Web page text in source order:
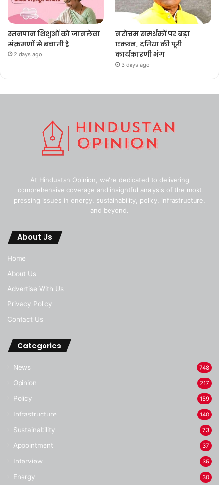
स्तनपान शिशुओं को जानलेवा
संक्रमणों से बचाती है
2 days ago
नरोत्तम समर्थकों पर बड़ा
एक्शन, दतिया की पूरी
कार्यकारणी भंग
3 days ago
At Hindustan Opinion, we're dedicated to delivering
comprehensive coverage and insightful analysis of the most
pressing issues in energy, sustainability, policy, infrastructure,
and beyond.
About Us
Home
About Us
Advertise With Us
Privacy Policy
Contact Us
Categories
News 748
Opinion 217
Policy 159
Infrastructure 140
Sustainability 73
Appointment 37
Interview 35
Energy 30